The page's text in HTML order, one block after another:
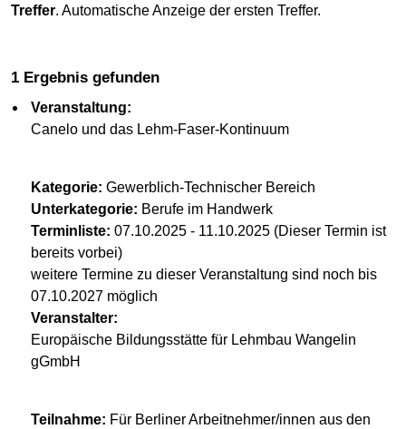
Treffer. Automatische Anzeige der ersten Treffer.
1 Ergebnis gefunden
Veranstaltung:
Canelo und das Lehm-Faser-Kontinuum
Kategorie: Gewerblich-Technischer Bereich
Unterkategorie: Berufe im Handwerk
Terminliste: 07.10.2025 - 11.10.2025 (Dieser Termin ist
bereits vorbei)
weitere Termine zu dieser Veranstaltung sind noch bis
07.10.2027 möglich
Veranstalter:
Europäische Bildungsstätte für Lehmbau Wangelin
gGmbH
Teilnahme: Für Berliner Arbeitnehmer/innen aus den